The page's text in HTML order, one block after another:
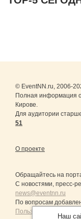
© EventNN.ru, 2006-
Полная информация
Кирове.
Для аудитории
51
О проекте
Обращайтесь на
С новостями, пресс-
news@eventnn.ru
По вопросам
Пользовательское
Наш